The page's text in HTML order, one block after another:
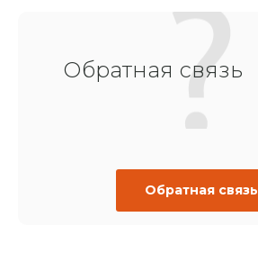
Обратная связь
Обратная связь